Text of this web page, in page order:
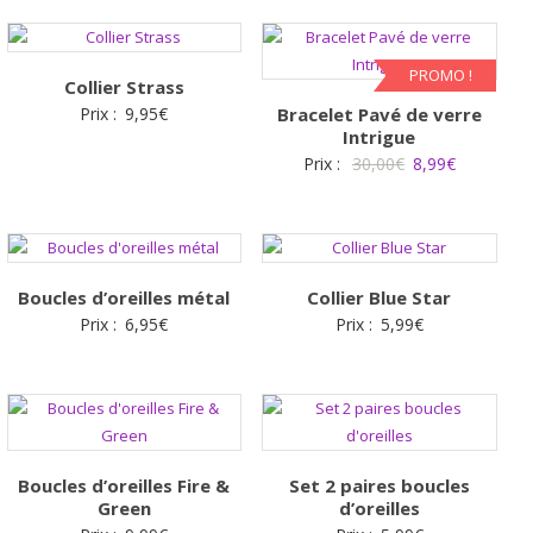
était :
Collier Strass
Prix : 9,95€
PROMO !
Bracelet Pavé de verre
Intrigue
Prix : 30,00€ Le
était :
8,99€Le
Boucles d’oreilles métal
Prix : 6,95€
Collier Blue Star
Prix : 5,99€
Boucles d’oreilles Fire &
Green
Set 2 paires boucles
d’oreilles